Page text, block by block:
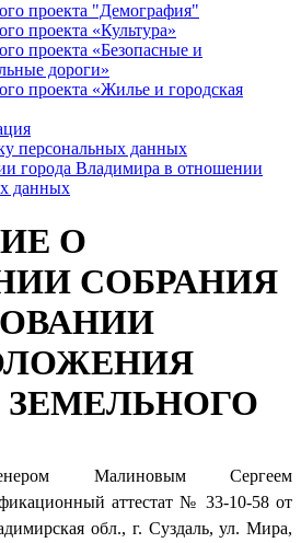
проекта "Демография"
проекта «Культура»
проекта «Безопасные и
дороги»
проекта «Жилье и городская
персональных данных
города Владимира в отношении
данных
О
СОБРАНИЯ
Малиновым Сергеем
аттестат № 33-10-58 от
обл., г. Суздаль, ул. Мира,